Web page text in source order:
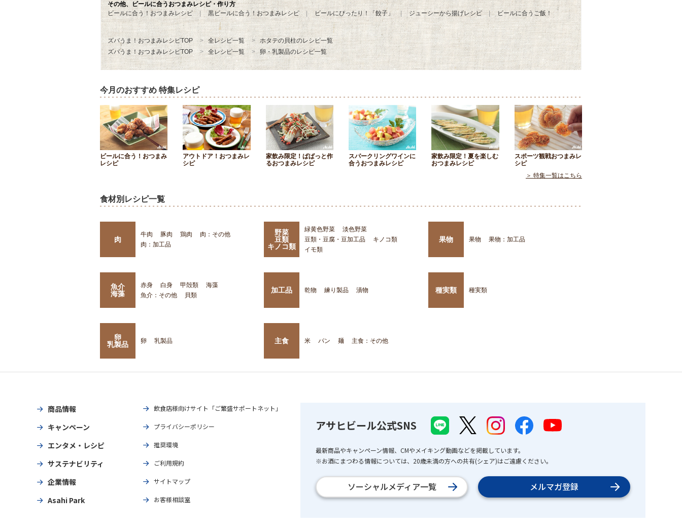
その他、ビールに合うおつまみレシピ・作り方
ビールに合う！おつまみレシピ
黒ビールに合う！おつまみレシピ ビールにぴったり！「餃子」 ジューシーから揚げレシピ ビールに合うご飯！
ズバうま！おつまみレシピTOP 全レシピ一覧
ホタテの貝柱のレシピ一覧
ズバうま！おつまみレシピTOP
全レシピ一覧 卵・乳製品のレシピ一覧
今月のおすすめ 特集レシピ
ビールに合う！おつまみ
レシピ
アウトドア！おつまみレ
シピ
家飲み限定！ぱぱっと作
るおつまみレシピ
スパークリングワインに
合うおつまみレシピ
家飲み限定！夏を楽しむ
おつまみレシピ
スポーツ観戦おつまみレ
シピ
＞ 特集一覧はこちら
食材別レシピ一覧
肉
牛肉 豚肉 鶏肉
肉：その他
肉：加工品
野菜
豆類
キノコ類
緑黄色野菜
淡色野菜
豆類・豆腐・豆加工品
キノコ類
イモ類
果物 果物 果物：加工品
魚介
海藻
赤身 白身 甲殻類
海藻
魚介：その他
貝類
加工品 乾物 練り製品 漬物 種実類 種実類
卵
乳製品
卵 乳製品 主食 米 パン 麺 主食：その他
商品情報
キャンペーン
エンタメ・レシピ
サステナビリティ
企業情報
Asahi Park
飲食店様向けサイト「ご繁盛サポートネット」
プライバシーポリシー
推奨環境
ご利用規約
サイトマップ
お客様相談室
アサヒビール公式SNS
最新商品やキャンペーン情報、CMやメイキング動画などを掲載しています。
※お酒にまつわる情報については、20歳未満の方への共有(シェア)はご遠慮ください。
ソーシャルメディア一覧 メルマガ登録